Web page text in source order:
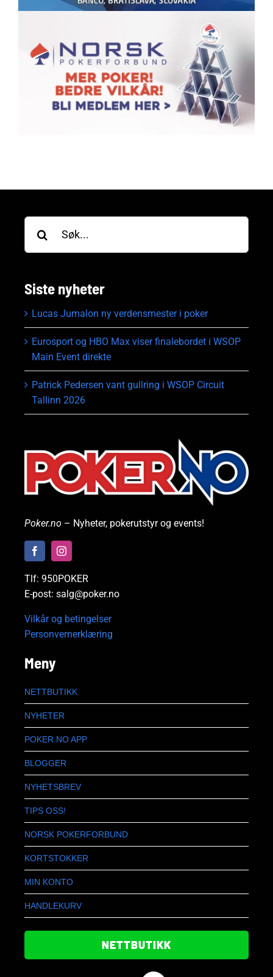
Søk
etter:
Siste nyheter
Lucas Jumalon ny verdensmester i poker
Eurosport og HBO Max viser finalebordet i WSOP
Main Event direkte
Patrick Pedersen vant gullring i WSOP Circuit
Tallinn 2026
Poker.no – Nyheter, pokerutstyr og events!
Tlf: 950POKER
E-post: salg@poker.no
Vilkår og betingelser
Personvernerklæring
Meny
NETTBUTIKK
NYHETER
POKER.NO APP
BLOGGER
NYHETSBREV
TIPS OSS!
NORSK POKERFORBUND
KORTSTOKKER
MIN KONTO
HANDLEKURV
NETTBUTIKK